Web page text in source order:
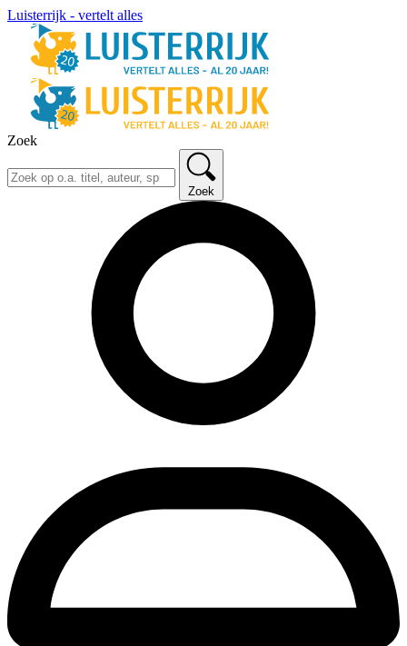
Luisterrijk - vertelt alles
Zoek
Zoek